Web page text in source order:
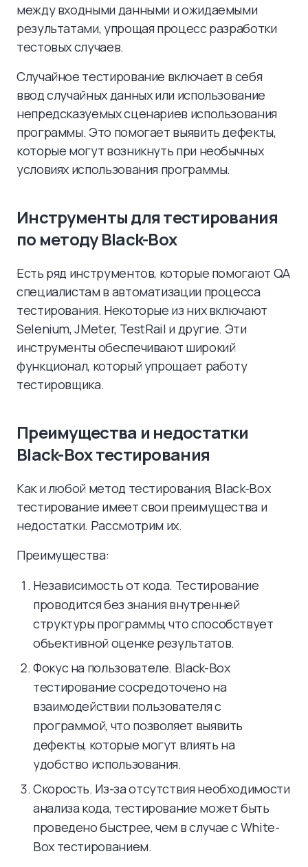
между входными данными и ожидаемыми
результатами, упрощая процесс разработки
тестовых случаев.
Случайное тестирование включает в себя
ввод случайных данных или использование
непредсказуемых сценариев использования
программы. Это помогает выявить дефекты,
которые могут возникнуть при необычных
условиях использования программы.
Инструменты для тестирования
по методу Black-Box
Есть ряд инструментов, которые помогают QA
специалистам в автоматизации процесса
тестирования. Некоторые из них включают
Selenium, JMeter, TestRail и другие. Эти
инструменты обеспечивают широкий
функционал, который упрощает работу
тестировщика.
Преимущества и недостатки
Black-Box тестирования
Как и любой метод тестирования, Black-Box
тестирование имеет свои преимущества и
недостатки. Рассмотрим их.
Преимущества:
Независимость от кода. Тестирование
проводится без знания внутренней
структуры программы, что способствует
объективной оценке результатов.
Фокус на пользователе. Black-Box
тестирование сосредоточено на
взаимодействии пользователя с
программой, что позволяет выявить
дефекты, которые могут влиять на
удобство использования.
Скорость. Из-за отсутствия необходимости
анализа кода, тестирование может быть
проведено быстрее, чем в случае с White-
Box тестированием.